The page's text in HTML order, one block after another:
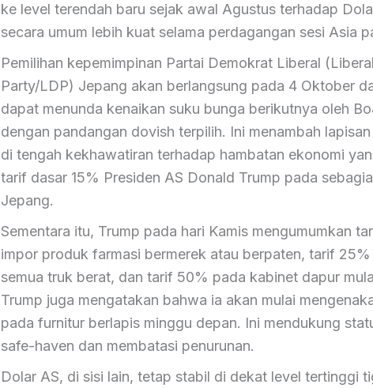
ke level terendah baru sejak awal Agustus terhadap
secara umum lebih kuat selama perdagangan sesi Asia
Pemilihan kepemimpinan Partai Demokrat Liberal
Party/LDP) Jepang akan berlangsung pada 4 Oktober
dapat menunda kenaikan suku bunga berikutnya oleh
dengan pandangan dovish terpilih. Ini menambah
di tengah kekhawatiran terhadap hambatan ekonomi
tarif dasar 15% Presiden AS Donald Trump pada
Jepang.
Sementara itu, Trump pada hari Kamis mengumumkan
impor produk farmasi bermerek atau berpaten, tarif
semua truk berat, dan tarif 50% pada kabinet dapur
Trump juga mengatakan bahwa ia akan mulai
pada furnitur berlapis minggu depan. Ini mendukung
safe-haven dan membatasi penurunan.
Dolar AS, di sisi lain, tetap stabil di dekat level tertinggi